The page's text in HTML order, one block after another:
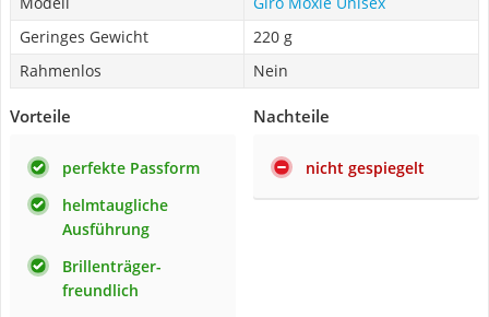
Geringes Gewicht
220 g
Rahmenlos
Nein
Vorteile
perfekte Passform
helmtaugliche
Ausführung
Brillenträger-
freundlich
Nachteile
nicht gespiegelt